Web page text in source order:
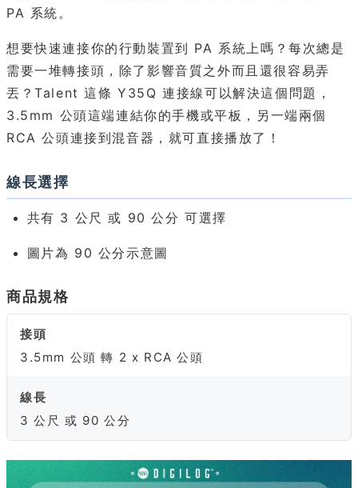
PA 系統。
想要快速連接你的行動裝置到 PA 系統上嗎？每次總是
需要一堆轉接頭，除了影響音質之外而且還很容易弄
丟？Talent 這條 Y35Q 連接線可以解決這個問題，
3.5mm 公頭這端連結你的手機或平板，另一端兩個
RCA 公頭連接到混音器，就可直接播放了！
線長選擇
共有 3 公尺 或 90 公分 可選擇
圖片為 90 公分示意圖
商品規格
接頭
3.5mm 公頭 轉 2 x RCA 公頭
線長
3 公尺 或 90 公分